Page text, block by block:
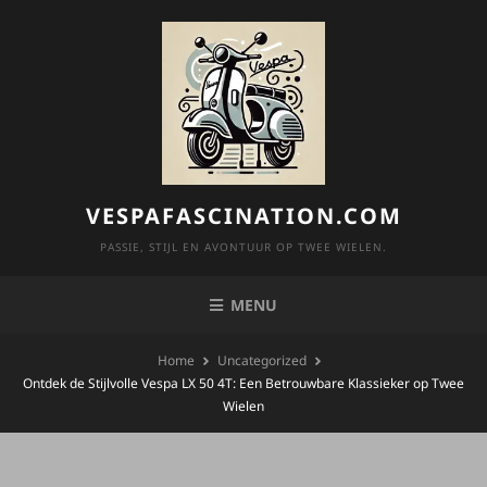
VESPAFASCINATION.COM
PASSIE, STIJL EN AVONTUUR OP TWEE WIELEN.
MENU
Home
Uncategorized
Ontdek de Stijlvolle Vespa LX 50 4T: Een Betrouwbare Klassieker op Twee
Wielen